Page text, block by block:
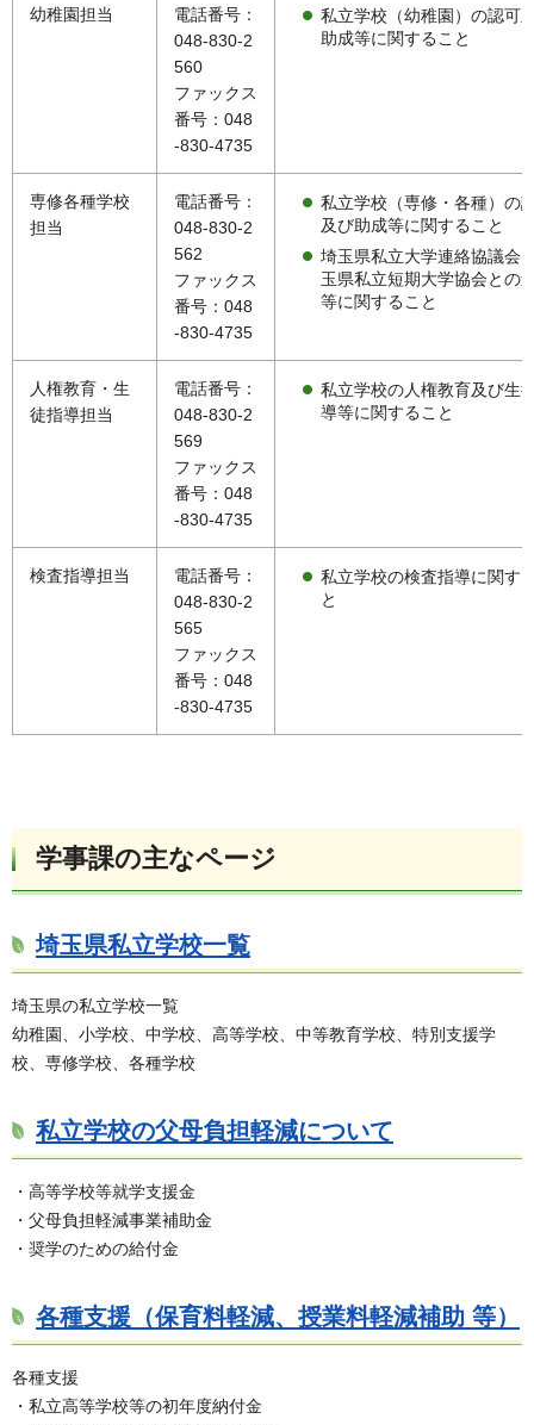
幼稚園担当
電話番号：
048-830-2
560
ファックス
番号：048
-830-4735
私立学校（幼稚園）の認可
助成等に関すること
専修各種学校
担当
電話番号：
048-830-2
562
ファックス
番号：048
-830-4735
私立学校（専修・各種）の
及び助成等に関すること
埼玉県私立大学連絡協議会
玉県私立短期大学協会との
等に関すること
人権教育・生
徒指導担当
電話番号：
048-830-2
569
ファックス
番号：048
-830-4735
私立学校の人権教育及び生
導等に関すること
検査指導担当
電話番号：
048-830-2
565
ファックス
番号：048
-830-4735
私立学校の検査指導に関す
と
学事課の主なページ
埼玉県私立学校一覧
埼玉県の私立学校一覧
幼稚園、小学校、中学校、高等学校、中等教育学校、特別支援学
校、専修学校、各種学校
私立学校の父母負担軽減について
・高等学校等就学支援金
・父母負担軽減事業補助金
・奨学のための給付金
各種支援（保育料軽減、授業料軽減補助 等）
各種支援
・私立高等学校等の初年度納付金